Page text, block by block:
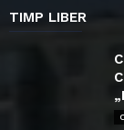
TIMP LIBER